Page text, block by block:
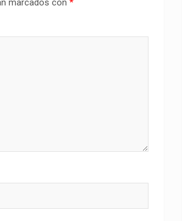
marcados con *